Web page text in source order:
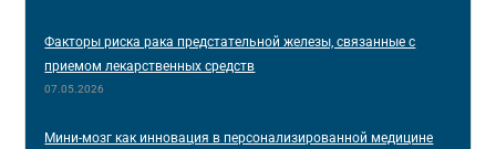
Факторы риска рака предстательной железы, связанные с
приемом лекарственных средств
07.05.2026
Мини-мозг как инновация в персонализированной медицине